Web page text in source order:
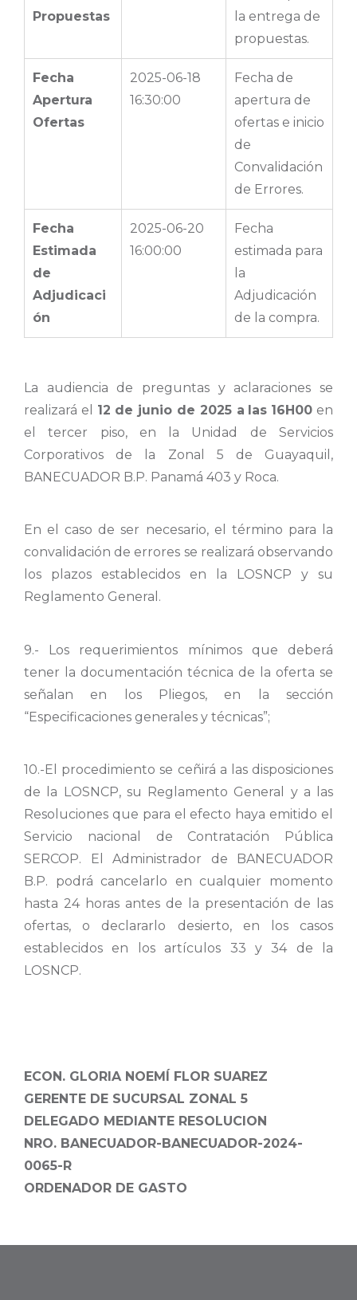
Propuestas
la entrega de
propuestas.
Fecha
Apertura
Ofertas
2025-06-18
16:30:00
Fecha de
apertura de
ofertas e inicio
de
Convalidación
de Errores.
Fecha
Estimada
de
Adjudicaci
ón
2025-06-20
16:00:00
Fecha
estimada para
la
Adjudicación
de la compra.
La audiencia de preguntas y aclaraciones se
realizará el 12 de junio de 2025 a las 16H00 en
el tercer piso, en la Unidad de Servicios
Corporativos de la Zonal 5 de Guayaquil,
BANECUADOR B.P. Panamá 403 y Roca.
En el caso de ser necesario, el término para la
convalidación de errores se realizará observando
los plazos establecidos en la LOSNCP y su
Reglamento General.
9.- Los requerimientos mínimos que deberá
tener la documentación técnica de la oferta se
señalan en los Pliegos, en la sección
“Especificaciones generales y técnicas”;
10.-El procedimiento se ceñirá a las disposiciones
de la LOSNCP, su Reglamento General y a las
Resoluciones que para el efecto haya emitido el
Servicio nacional de Contratación Pública
SERCOP. El Administrador de BANECUADOR
B.P. podrá cancelarlo en cualquier momento
hasta 24 horas antes de la presentación de las
ofertas, o declararlo desierto, en los casos
establecidos en los artículos 33 y 34 de la
LOSNCP.
ECON. GLORIA NOEMÍ FLOR SUAREZ
GERENTE DE SUCURSAL ZONAL 5
DELEGADO MEDIANTE RESOLUCION
NRO. BANECUADOR-BANECUADOR-2024-
0065-R
ORDENADOR DE GASTO